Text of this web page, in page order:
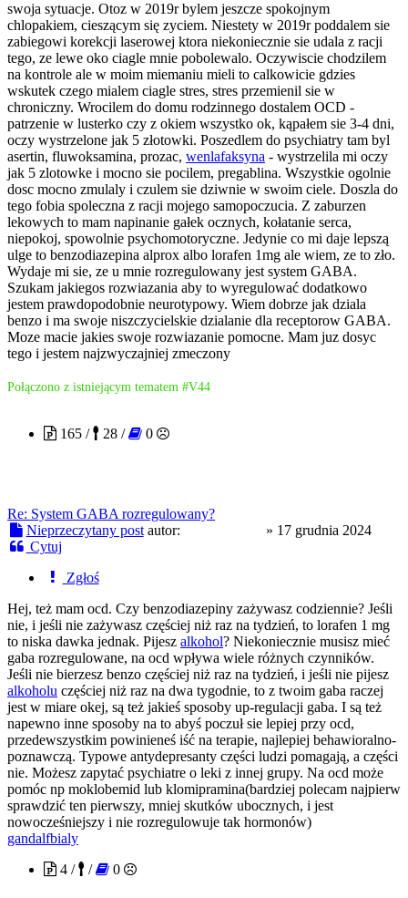
swoja sytuacje. Otoz w 2019r bylem jeszcze spokojnym
chlopakiem, cieszącym się zyciem. Niestety w 2019r poddalem sie
zabiegowi korekcji laserowej ktora niekoniecznie sie udala z racji
tego, ze lewe oko ciagle mnie pobolewalo. Oczywiscie chodzilem
na kontrole ale w moim miemaniu mieli to calkowicie gdzies
wskutek czego mialem ciagle stres, stres przemienil sie w
chroniczny. Wrocilem do domu rodzinnego dostalem OCD -
patrzenie w lusterko czy z okiem wszystko ok, kąpałem sie 3-4 dni,
oczy wystrzelone jak 5 złotowki. Poszedlem do psychiatry tam byl
asertin, fluwoksamina, prozac, wenlafaksyna - wystrzelila mi oczy
jak 5 zlotowke i mocno sie pocilem, pregablina. Wszystkie ogolnie
dosc mocno zmulaly i czulem sie dziwnie w swoim ciele. Doszla do
tego fobia spoleczna z racji mojego samopoczucia. Z zaburzen
lekowych to mam napinanie gałek ocznych, kołatanie serca,
niepokoj, spowolnie psychomotoryczne. Jedynie co mi daje lepszą
ulge to benzodiazepina alprox albo lorafen 1mg ale wiem, ze to zło.
Wydaje mi sie, ze u mnie rozregulowany jest system GABA.
Szukam jakiegos rozwiazania aby to wyregulować dodatkowo
jestem prawdopodobnie neurotypowy. Wiem dobrze jak dziala
benzo i ma swoje niszczycielskie dzialanie dla receptorow GABA.
Moze macie jakies swoje rozwiazanie pomocne. Mam juz dosyc
tego i jestem najzwyczajniej zmeczony
Połączono z istniejącym tematem #V44
165 /
28 / 0
Re: System GABA rozregulowany?
Nieprzeczytany post autor: » 17 grudnia 2024
Cytuj
Zgłoś
Hej, też mam ocd. Czy benzodiazepiny zażywasz codziennie? Jeśli
nie, i jeśli nie zażywasz częściej niż raz na tydzień, to lorafen 1 mg
to niska dawka jednak. Pijesz alkohol? Niekoniecznie musisz mieć
gaba rozregulowane, na ocd wpływa wiele różnych czynników.
Jeśli nie bierzesz benzo częściej niż raz na tydzień, i jeśli nie pijesz
alkoholu częściej niż raz na dwa tygodnie, to z twoim gaba raczej
jest w miare okej, są też jakieś sposoby up-regulacji gaba. I są też
napewno inne sposoby na to abyś poczuł sie lepiej przy ocd,
przedewszystkim powinieneś iść na terapie, najlepiej behawioralno-
poznawczą. Typowe antydepresanty części ludzi pomagają, a części
nie. Możesz zapytać psychiatre o leki z innej grupy. Na ocd może
pomóc np moklobemid lub klomipramina(bardziej polecam najpierw
sprawdzić ten pierwszy, mniej skutków ubocznych, i jest
nowocześniejszy i nie rozregulowuje tak hormonów)
gandalfbialy
4 /
/ 0